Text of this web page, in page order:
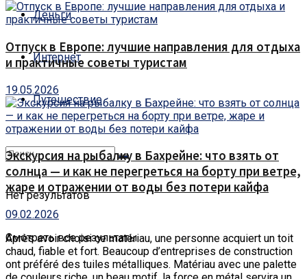
Деньги
Интернет
Путешествие
Нет результатов
Смотреть все результаты
Отпуск в Европе: лучшие направления для отдыха
и практичные советы туристам
19.05.2026
Экскурсия на рыбалку в Бахрейне: что взять от
солнца — и как не перегреться на борту при ветре,
жаре и отражении от воды без потери кайфа
09.02.2026
Après avoir choisi ce matériau, une personne acquiert un toit
chaud, fiable et fort. Beaucoup d’entreprises de construction
ont préféré des tuiles métalliques. Matériau avec une palette